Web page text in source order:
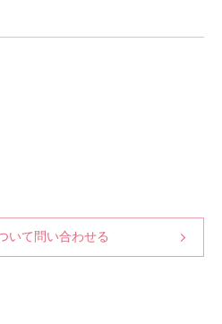
いて問い合わせる